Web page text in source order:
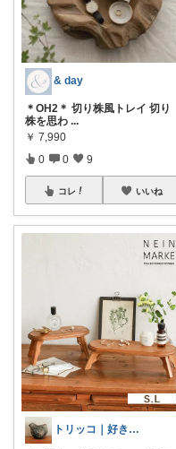
& day
＊OH2＊ 切り株風トレイ 切り
株を思わ ...
￥ 7,990
0 0 9
コレ いいね
トリッコ｜好きな雑貨・インテリア